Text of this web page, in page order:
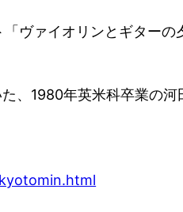
ヴァイオリンとギター
、1980年英米科卒業の